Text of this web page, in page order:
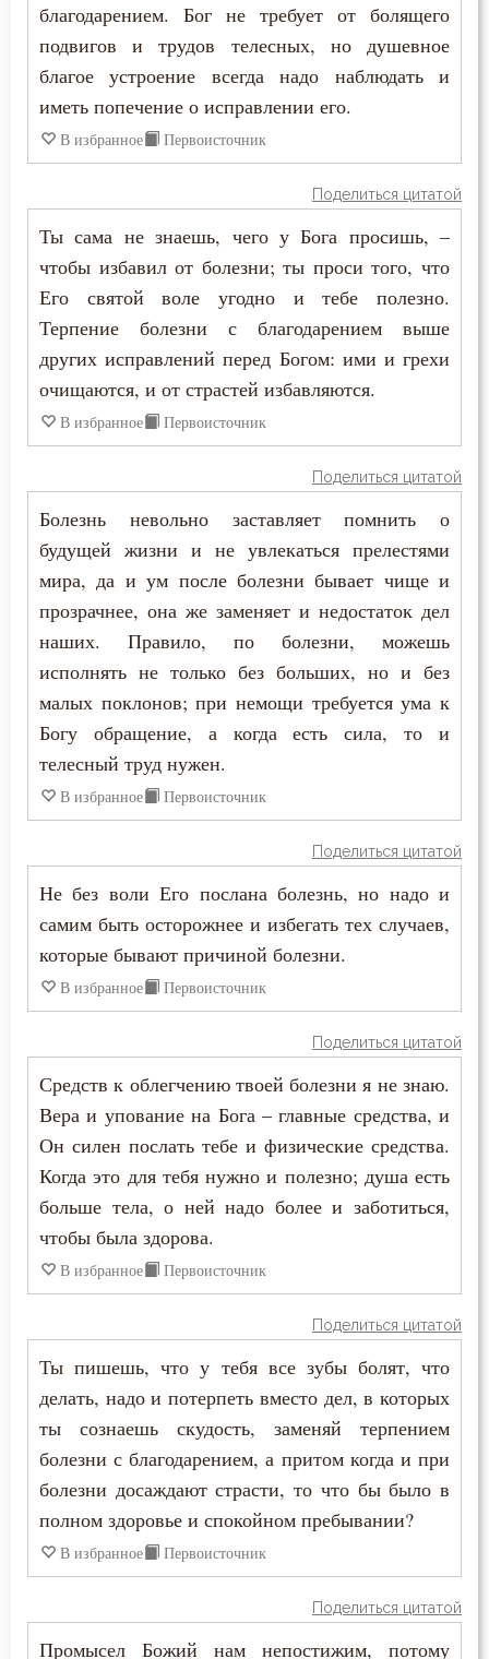
благодарением. Бог не требует от болящего
подвигов и трудов телесных, но душевное
благое устроение всегда надо наблюдать и
иметь попечение о исправлении его.
В избранное Первоисточник
Поделиться цитатой
Ты сама не знаешь, чего у Бога просишь, –
чтобы избавил от болезни; ты проси того, что
Его святой воле угодно и тебе полезно.
Терпение болезни с благодарением выше
других исправлений перед Богом: ими и грехи
очищаются, и от страстей избавляются.
В избранное Первоисточник
Поделиться цитатой
Болезнь невольно заставляет помнить о
будущей жизни и не увлекаться прелестями
мира, да и ум после болезни бывает чище и
прозрачнее, она же заменяет и недостаток дел
наших. Правило, по болезни, можешь
исполнять не только без больших, но и без
малых поклонов; при немощи требуется ума к
Богу обращение, а когда есть сила, то и
телесный труд нужен.
В избранное Первоисточник
Поделиться цитатой
Не без воли Его послана болезнь, но надо и
самим быть осторожнее и избегать тех случаев,
которые бывают причиной болезни.
В избранное Первоисточник
Поделиться цитатой
Средств к облегчению твоей болезни я не знаю.
Вера и упование на Бога – главные средства, и
Он силен послать тебе и физические средства.
Когда это для тебя нужно и полезно; душа есть
больше тела, о ней надо более и заботиться,
чтобы была здорова.
В избранное Первоисточник
Поделиться цитатой
Ты пишешь, что у тебя все зубы болят, что
делать, надо и потерпеть вместо дел, в которых
ты сознаешь скудость, заменяй терпением
болезни с благодарением, а притом когда и при
болезни досаждают страсти, то что бы было в
полном здоровье и спокойном пребывании?
В избранное Первоисточник
Поделиться цитатой
Промысел Божий нам непостижим, потому